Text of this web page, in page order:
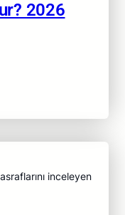
2026